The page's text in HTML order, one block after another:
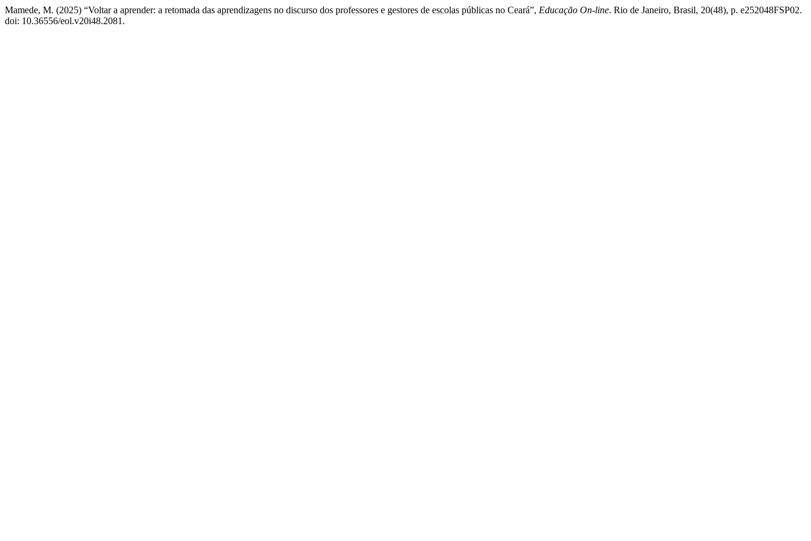
Mamede, M. (2025) “Voltar a aprender: a retomada das aprendizagens no discurso dos professores e gestores de escolas públicas no Ceará”, Educação On-line. Rio de Janeiro, Brasil, 20(48), p. e252048FSP02.
doi: 10.36556/eol.v20i48.2081.